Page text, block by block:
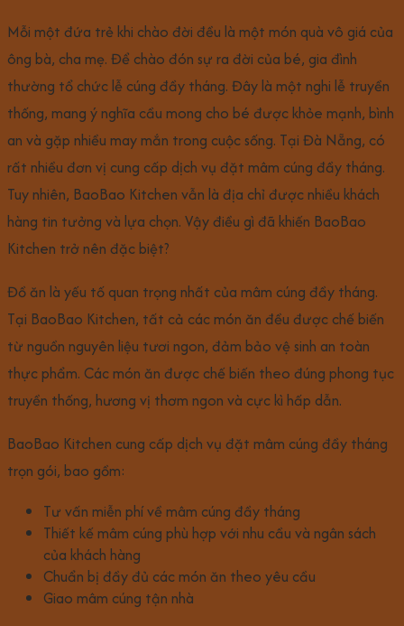
Mỗi một đứa trẻ khi chào đời đều là một món quà vô giá của
ông bà, cha mẹ. Để chào đón sự ra đời của bé, gia đình
thường tổ chức lễ cúng đầy tháng. Đây là một nghi lễ truyền
thống, mang ý nghĩa cầu mong cho bé được khỏe mạnh, bình
an và gặp nhiều may mắn trong cuộc sống. Tại Đà Nẵng, có
rất nhiều đơn vị cung cấp dịch vụ đặt mâm cúng đầy tháng.
Tuy nhiên, BaoBao Kitchen vẫn là địa chỉ được nhiều khách
hàng tin tưởng và lựa chọn. Vậy điều gì đã khiến BaoBao
Kitchen trở nên đặc biệt?
Đồ ăn là yếu tố quan trọng nhất của mâm cúng đầy tháng.
Tại BaoBao Kitchen, tất cả các món ăn đều được chế biến
từ nguồn nguyên liệu tươi ngon, đảm bảo vệ sinh an toàn
thực phẩm. Các món ăn được chế biến theo đúng phong tục
truyền thống, hương vị thơm ngon và cực kì hấp dẫn.
BaoBao Kitchen cung cấp dịch vụ đặt mâm cúng đầy tháng
trọn gói, bao gồm:
Tư vấn miễn phí về mâm cúng đầy tháng
Thiết kế mâm cúng phù hợp với nhu cầu và ngân sách
của khách hàng
Chuẩn bị đầy đủ các món ăn theo yêu cầu
Giao mâm cúng tận nhà